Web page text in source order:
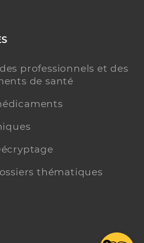
professionnels et des
de santé
thématiques